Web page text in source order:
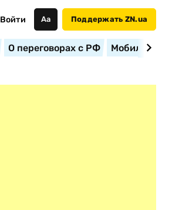
Войти Аа Поддержать ZN.ua
О переговорах с РФ